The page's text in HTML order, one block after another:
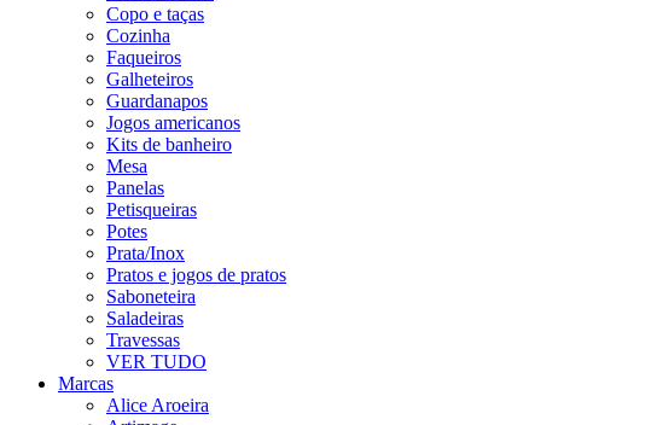
Copo e taças
Cozinha
Faqueiros
Galheteiros
Guardanapos
Jogos americanos
Kits de banheiro
Mesa
Panelas
Petisqueiras
Potes
Prata/Inox
Pratos e jogos de pratos
Saboneteira
Saladeiras
Travessas
VER TUDO
Marcas
Alice Aroeira